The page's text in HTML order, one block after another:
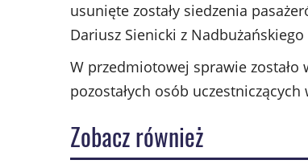
usunięte zostały siedzenia
Dariusz Sienicki z
W przedmiotowej sprawie
pozostałych osób uczestniczących
Zobacz również